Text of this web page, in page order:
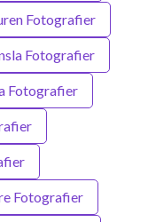
Fotografier
Fotografier
Fotografier
Fotografier